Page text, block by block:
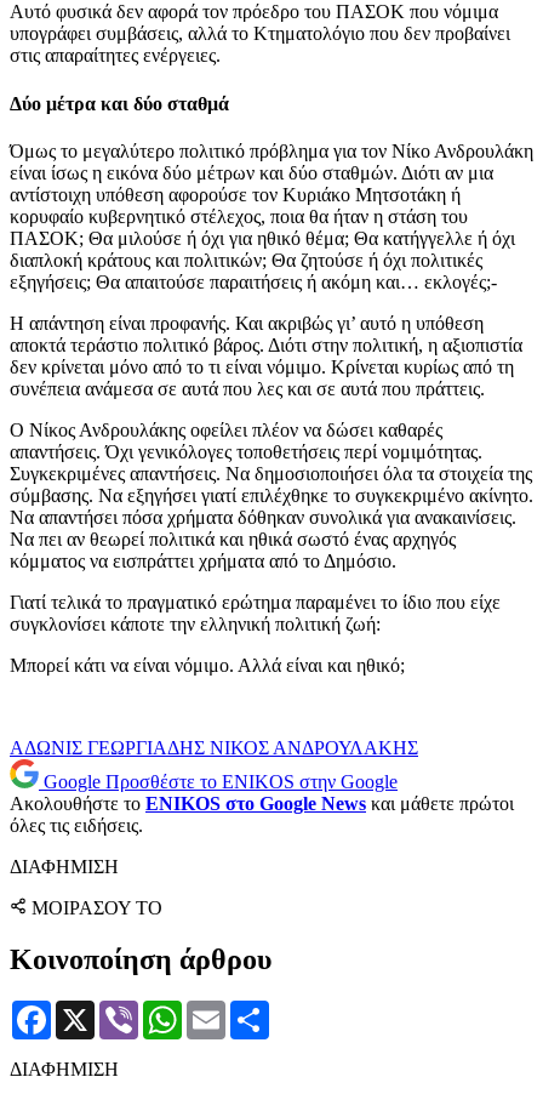
Αυτό φυσικά δεν αφορά τον πρόεδρο του ΠΑΣΟΚ που νόμιμα
υπογράφει συμβάσεις, αλλά το Κτηματολόγιο που δεν προβαίνει
στις απαραίτητες ενέργειες.
Δύο μέτρα και δύο σταθμά
Όμως το μεγαλύτερο πολιτικό πρόβλημα για τον Νίκο Ανδρουλάκη
είναι ίσως η εικόνα δύο μέτρων και δύο σταθμών. Διότι αν μια
αντίστοιχη υπόθεση αφορούσε τον Κυριάκο Μητσοτάκη ή
κορυφαίο κυβερνητικό στέλεχος, ποια θα ήταν η στάση του
ΠΑΣΟΚ; Θα μιλούσε ή όχι για ηθικό θέμα; Θα κατήγγελλε ή όχι
διαπλοκή κράτους και πολιτικών; Θα ζητούσε ή όχι πολιτικές
εξηγήσεις; Θα απαιτούσε παραιτήσεις ή ακόμη και… εκλογές;-
Η απάντηση είναι προφανής. Και ακριβώς γι’ αυτό η υπόθεση
αποκτά τεράστιο πολιτικό βάρος. Διότι στην πολιτική, η αξιοπιστία
δεν κρίνεται μόνο από το τι είναι νόμιμο. Κρίνεται κυρίως από τη
συνέπεια ανάμεσα σε αυτά που λες και σε αυτά που πράττεις.
Ο Νίκος Ανδρουλάκης οφείλει πλέον να δώσει καθαρές
απαντήσεις. Όχι γενικόλογες τοποθετήσεις περί νομιμότητας.
Συγκεκριμένες απαντήσεις. Να δημοσιοποιήσει όλα τα στοιχεία της
σύμβασης. Να εξηγήσει γιατί επιλέχθηκε το συγκεκριμένο ακίνητο.
Να απαντήσει πόσα χρήματα δόθηκαν συνολικά για ανακαινίσεις.
Να πει αν θεωρεί πολιτικά και ηθικά σωστό ένας αρχηγός
κόμματος να εισπράττει χρήματα από το Δημόσιο.
Γιατί τελικά το πραγματικό ερώτημα παραμένει το ίδιο που είχε
συγκλονίσει κάποτε την ελληνική πολιτική ζωή:
Μπορεί κάτι να είναι νόμιμο. Αλλά είναι και ηθικό;
ΑΔΩΝΙΣ ΓΕΩΡΓΙΑΔΗΣ ΝΙΚΟΣ ΑΝΔΡΟΥΛΑΚΗΣ
Google Προσθέστε το ENIKOS στην Google
Ακολουθήστε το ENIKOS στο Google News και μάθετε πρώτοι
όλες τις ειδήσεις.
ΔΙΑΦΗΜΙΣΗ
ΜΟΙΡΑΣΟΥ ΤΟ
Κοινοποίηση άρθρου
Facebook
X Viber WhatsApp
Email
ΔΙΑΦΗΜΙΣΗ